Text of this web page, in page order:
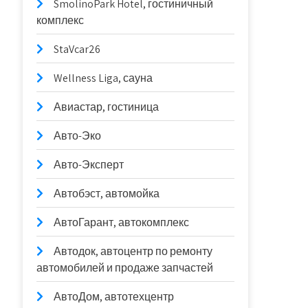
SmolinoPark Hotel, гостиничный
комплекс
StaVcar26
Wellness Liga, сауна
Авиастар, гостиница
Авто-Эко
Авто-Эксперт
Автобэст, автомойка
АвтоГарант, автокомплекс
Автодок, автоцентр по ремонту
автомобилей и продаже запчастей
АвтоДом, автотехцентр